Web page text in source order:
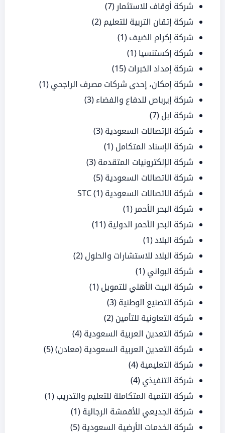
شركة أوقاف للاستثمار (7)
شركة إتقان التربية للتعليم (2)
شركة إكرام الضيف (1)
شركة إكستنسيا (1)
شركة إمداد الخبرات (15)
شركة إمكان، إحدى شركات مصرف الراجحي (1)
شركة إيرباص للدفاع والفضاء (3)
شركة ابل (7)
شركة الإتصالات السعودية (3)
شركة الإسناد المتكامل (1)
شركة الإلكترونيات المتقدمة (3)
شركة الاتصالات السعودية (5)
شركة الاتصالات السعودية STC (1)
شركة البحر الأحمر (1)
شركة البحر الأحمر الدولية (11)
شركة البلاد(1)
شركة البلاد للاستشارات والحلول (2)
شركة البواني (1)
شركة البيت الأهلي للتمويل (1)
شركة التصنيع الوطنية (3)
شركة التعاونية للتأمين (2)
شركة التعدين العربية السعودية (4)
شركة التعدين العربية السعودية (معادن)(5)
شركة التعليمية (4)
شركة التنفيذي (4)
شركة التنمية المتكاملة للتعليم والتدريب (1)
شركة الجديعي للأقمشة الرجالية (1)
شركة الخدمات الأرضية السعودية (5)